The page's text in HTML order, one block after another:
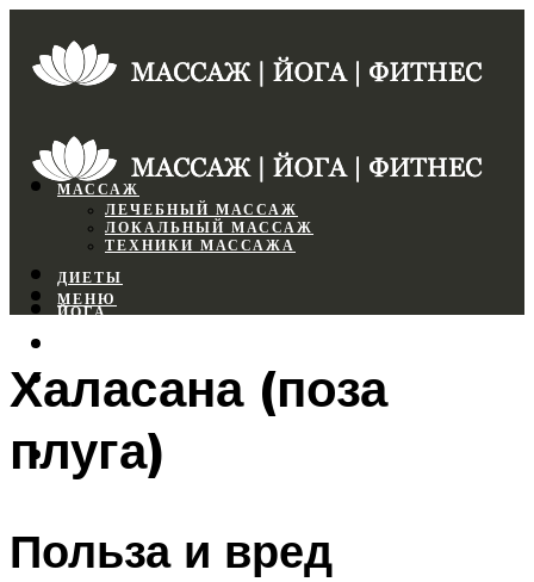
МАССАЖ
ЛЕЧЕБНЫЙ МАССАЖ
ЛОКАЛЬНЫЙ МАССАЖ
ТЕХНИКИ МАССАЖА
ДИЕТЫ
ЙОГА
ФИТНЕС
МЕНЮ
МЕНЮ
Халасана (поза
плуга)
Польза и вред